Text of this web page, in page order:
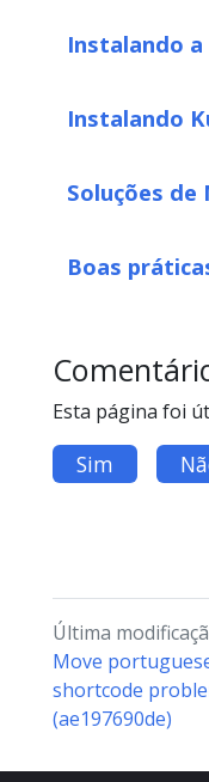
Instalando
Instalando
Soluções de
Boas
Esta página foi
Sim
Última
Move
shortcode
(ae197690de)